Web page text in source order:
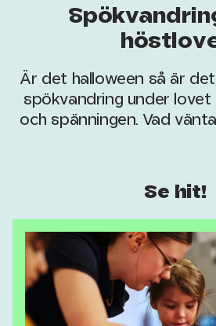
Är det halloween så är
spökvandring under
och spänningen. Vad
Se hit!